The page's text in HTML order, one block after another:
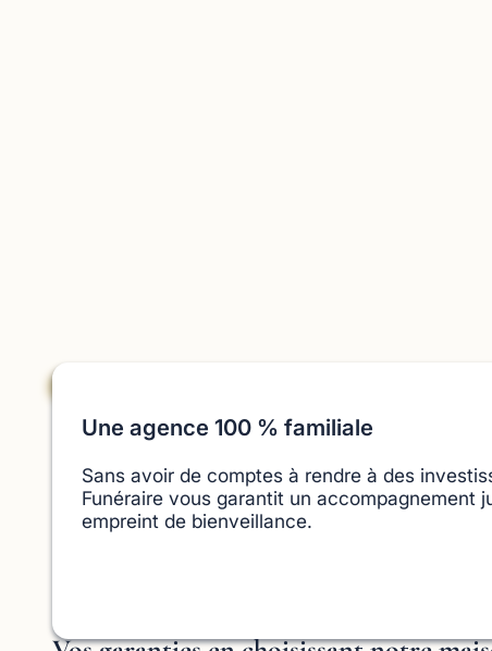
Une agence 100 % familiale
Sans avoir de comptes à rendre à des
Funéraire vous garantit un accompagnement
empreint de bienveillance.